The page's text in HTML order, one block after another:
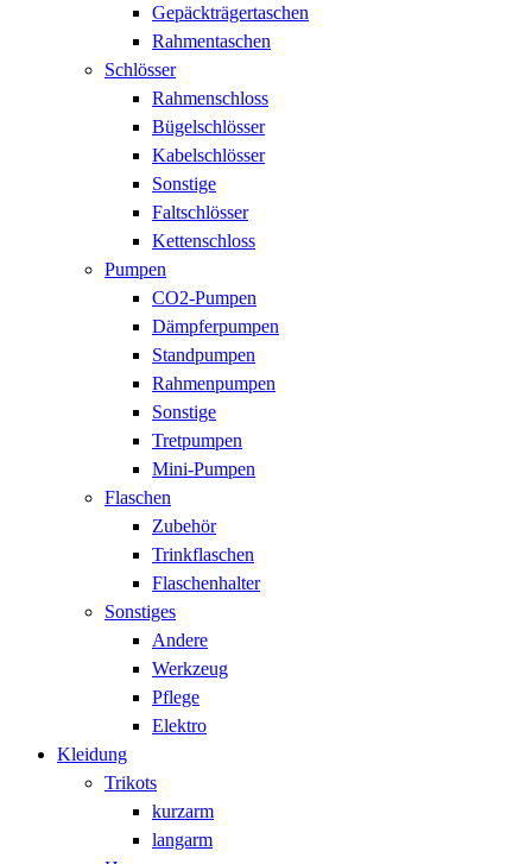
Gepäckträgertaschen
Rahmentaschen
Schlösser
Rahmenschloss
Bügelschlösser
Kabelschlösser
Sonstige
Faltschlösser
Kettenschloss
Pumpen
CO2-Pumpen
Dämpferpumpen
Standpumpen
Rahmenpumpen
Sonstige
Tretpumpen
Mini-Pumpen
Flaschen
Zubehör
Trinkflaschen
Flaschenhalter
Sonstiges
Andere
Werkzeug
Pflege
Elektro
Kleidung
Trikots
kurzarm
langarm